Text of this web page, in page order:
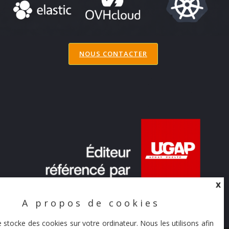
X
A propos de cookies
stocke des cookies sur votre ordinateur. Nous les utilisons afin
NOUS CONTACTER